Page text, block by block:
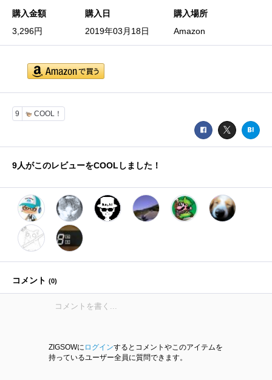
購入金額
3,296円
購入日
2019年03月18日
購入場所
Amazon
9 COOL！
9人がこのレビューをCOOLしました！
コメント (0)
ZIGSOWに ログインするとコメントやこのアイテムを
持っているユーザー全員に質問できます。